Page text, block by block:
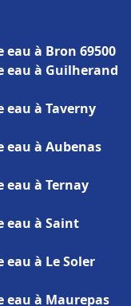
à Bron 69500
à Guilherand
à Taverny
à Aubenas
à Ternay
eau à Saint
à Le Soler
à Maurepas